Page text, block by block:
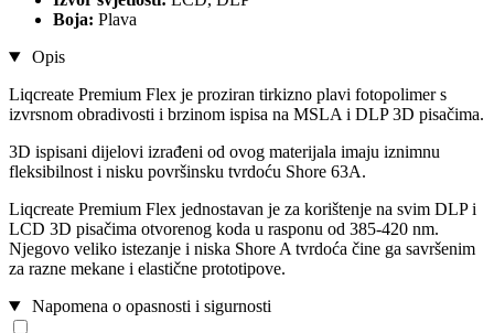
Boja: Plava
Opis
Liqcreate Premium Flex je proziran tirkizno plavi fotopolimer s
izvrsnom obradivosti i brzinom ispisa na MSLA i DLP 3D pisačima.
3D ispisani dijelovi izrađeni od ovog materijala imaju iznimnu
fleksibilnost i nisku površinsku tvrdoću Shore 63A.
Liqcreate Premium Flex jednostavan je za korištenje na svim DLP i
LCD 3D pisačima otvorenog koda u rasponu od 385-420 nm.
Njegovo veliko istezanje i niska Shore A tvrdoća čine ga savršenim
za razne mekane i elastične prototipove.
Napomena o opasnosti i sigurnosti